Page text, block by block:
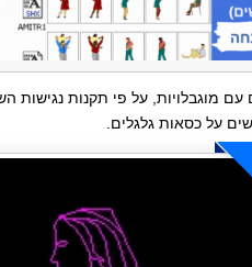
עם מוגבלויות, על פי תקנות נגישות
על כסאות גלגלים.